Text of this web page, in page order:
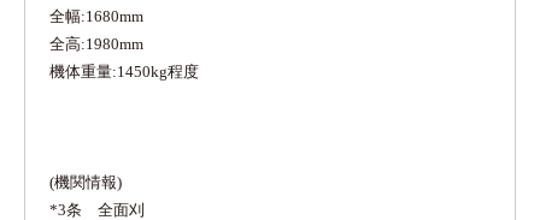
全幅:1680mm
全高:1980mm
機体重量:1450kg程度
(機関情報)
*3条 全面刈